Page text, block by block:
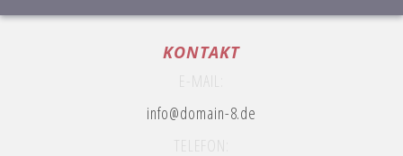
KONTAKT
info@domain-8.de
TELEFON:
+49 (0) 8546 - 974 99 04